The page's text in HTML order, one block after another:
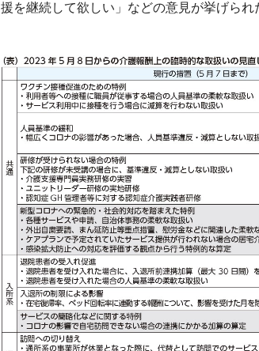
援を継続して欲しい」などの意見が挙げられ